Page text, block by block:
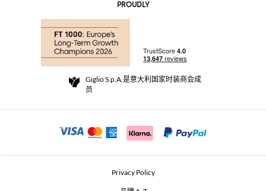
Community Store
Beauty Seekers VIP Club
退货与退款
For a safe shopping experience
Security Communication
PROUDLY
Giglio S.p.A.是意大利国家时装商会成
员
Privacy Policy